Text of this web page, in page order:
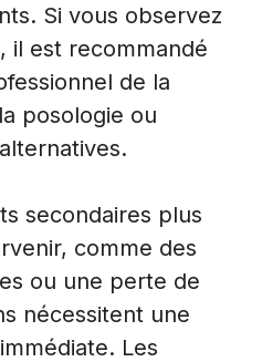
Si vous observez
il est recommandé
de la
posologie ou
secondaires plus
comme des
ou une perte de
nécessitent une
Les